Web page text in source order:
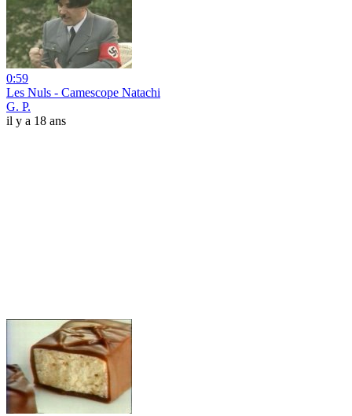
0:59
Les Nuls - Camescope Natachi
G. P.
il y a 18 ans